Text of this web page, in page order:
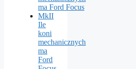
Ile
koni
mechanicznych
ma
Ford